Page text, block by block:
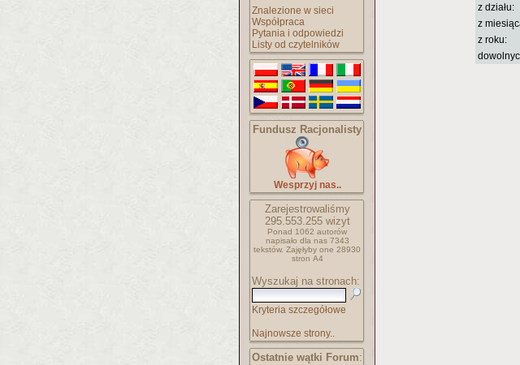
Znalezione w sieci
Współpraca
Pytania i odpowiedzi
Listy od czytelników
Fundusz Racjonalisty
Wesprzyj nas..
Zarejestrowaliśmy
295.553.255wizyt
Ponad 1062 autorów
napisało dla nas 7343
tekstów. Zajęłyby one 28930
stron A4
Wyszukaj na stronach:
Kryteria szczegółowe
Najnowsze strony..
Ostatnie wątki Forum:
z działu:
z
z roku: